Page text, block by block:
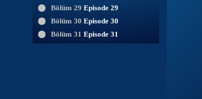
Bölüm 29 Episode 29
Bölüm 30 Episode 30
Bölüm 31 Episode 31